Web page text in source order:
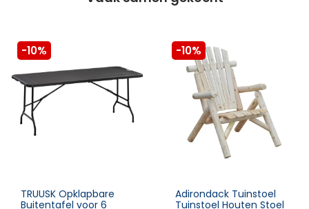
-10%
TRUUSK Opklapbare
Buitentafel voor 6
-10%
Adirondack Tuinstoel
Tuinstoel Houten Stoel